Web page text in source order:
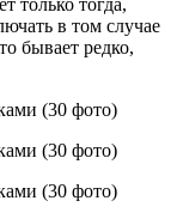
в том случае
бывает редко,